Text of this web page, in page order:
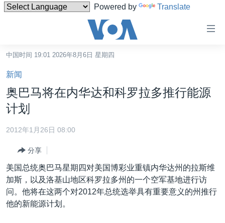
Powered by Translate
碍
链
接
跳
转
内
转
到
导
航
中国
国际
最新国际新闻
印太
中东
分类新闻
经济·金融·贸易
人权·法律·宗教
美中关系
热点专题
中国时间 19:01 2026年8月6日 星期四
新闻
奥巴马将在内华达和科罗拉多推行能源
计划
2012年1月26日 08:00
分享
美国总统奥巴马星期四对美国博彩业重镇内华达州的拉斯维
加斯，以及洛基山地区科罗拉多州的一个空军基地进行访
问。他将在这两个对2012年总统选举具有重要意义的州推行
他的新能源计划。